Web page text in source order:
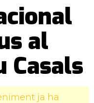
al
Casals
ja ha